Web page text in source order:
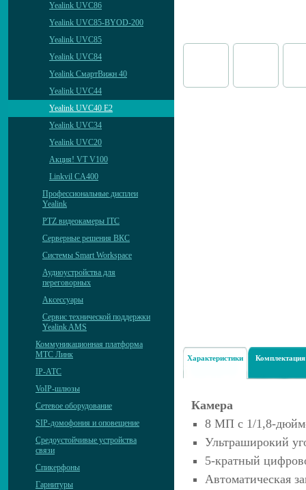
Yealink UVC86
Yealink UVC85-BYOD-200
Yealink UVC85
Yealink UVC84
Yealink СмартВижн 40
Yealink UVC44
Yealink UVC40 E2
Yealink UVC34
Yealink UVC20
Акция! VT V100
Linkvil CA400
Профессиональные дисплеи
Yealink
PTZ видеокамеры ITC
Серверные решения ВКС
Системы Smart Workspace
Аудиоустройства для
переговорных
Аксессуары
Сервис технической поддержки
Yealink AMS
Коммуникационная платформа
МТС Линк
IP-АТС
VoIP-шлюзы
Сетевое оборудование
SIP-домофония и оповещение
Средоустойчивые устройства
связи
Спикерфоны
Гарнитуры
Характеристики Комплектация
Камера
8 МП с 1/1,8-
Ультраширокий
5-кратный
Автоматическая